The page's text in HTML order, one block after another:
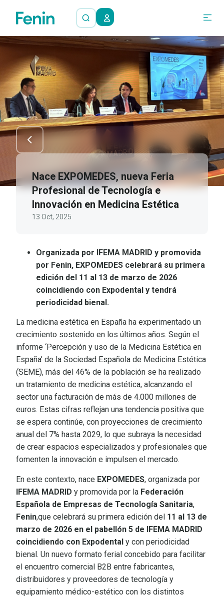
Nace EXPOMEDES, nueva Feria
Profesional de Tecnología e
Innovación en Medicina Estética
13 Oct, 2025
Organizada por IFEMA MADRID y promovida
por Fenin, EXPOMEDES celebrará su primera
edición del 11 al 13 de marzo de 2026
coincidiendo con Expodental y tendrá
periodicidad bienal.
La medicina estética en España ha experimentado un
crecimiento sostenido en los últimos años. Según el
informe ‘Percepción y uso de la Medicina Estética en
España’ de la Sociedad Española de Medicina Estética
(SEME), más del 46% de la población se ha realizado
un tratamiento de medicina estética, alcanzando el
sector una facturación de más de 4.000 millones de
euros. Estas cifras reflejan una tendencia positiva que
se espera continúe, con proyecciones de crecimiento
anual del 7% hasta 2029, lo que subraya la necesidad
de crear espacios especializados y profesionales que
fomenten la innovación e impulsen el mercado.
En este contexto, nace EXPOMEDES, organizada por
IFEMA MADRID y promovida por la Federación
Española de Empresas de Tecnología Sanitaria,
Fenin,que celebrará su primera edición del 11 al 13 de
marzo de 2026 en el pabellón 5 de IFEMA MADRID
coincidiendo con Expodental y con periodicidad
bienal. Un nuevo formato ferial concebido para facilitar
el encuentro comercial B2B entre fabricantes,
distribuidores y proveedores de tecnología y
equipamiento médico-estético con los distintos